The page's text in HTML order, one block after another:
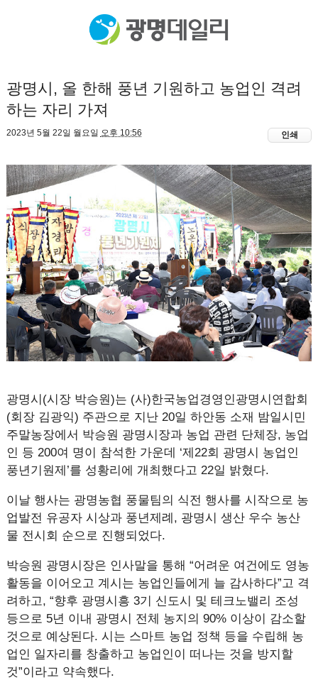
광명시, 올 한해 풍년 기원하고 농업인 격려
하는 자리 가져
2023년 5월 22일 월요일 오후 10:56 인쇄
광명시(시장 박승원)는 (사)한국농업경영인광명시연합회
(회장 김광익) 주관으로 지난 20일 하안동 소재 밤일시민
주말농장에서 박승원 광명시장과 농업 관련 단체장, 농업
인 등 200여 명이 참석한 가운데 ‘제22회 광명시 농업인
풍년기원제’를 성황리에 개최했다고 22일 밝혔다.
이날 행사는 광명농협 풍물팀의 식전 행사를 시작으로 농
업발전 유공자 시상과 풍년제례, 광명시 생산 우수 농산
물 전시회 순으로 진행되었다.
박승원 광명시장은 인사말을 통해 “어려운 여건에도 영농
활동을 이어오고 계시는 농업인들에게 늘 감사하다”고 격
려하고, “향후 광명시흥 3기 신도시 및 테크노밸리 조성
등으로 5년 이내 광명시 전체 농지의 90% 이상이 감소할
것으로 예상된다. 시는 스마트 농업 정책 등을 수립해 농
업인 일자리를 창출하고 농업인이 떠나는 것을 방지할
것”이라고 약속했다.